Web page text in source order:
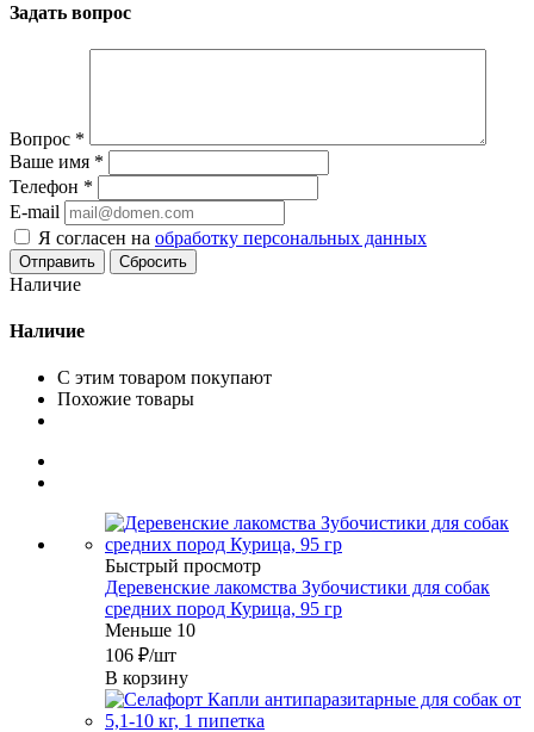
Задать вопрос
Вопрос *
Ваше имя *
Телефон *
E-mail
Я согласен на обработку персональных данных
Сбросить
Наличие
Наличие
С этим товаром покупают
Похожие товары
Быстрый просмотр
Деревенские лакомства Зубочистики для собак
средних пород Курица, 95 гр
Меньше 10
106 ₽/шт
В корзину